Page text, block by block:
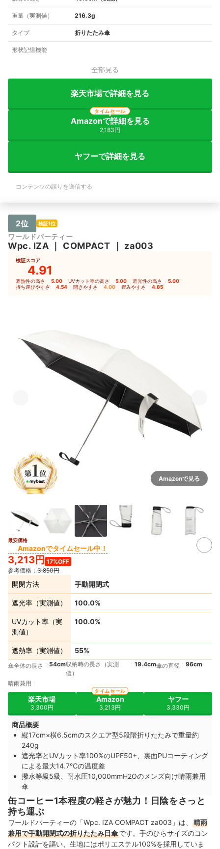
重量（実測値） 216.3g
タイプ 折りたたみ傘
形状記憶機能
全部見る
楽天市場で詳細を見る
Amazonで詳細を見る
2,183円
タイムセール
ヤフーで詳細を見る
コンテンツの誤りを送信する
2位 検証1位
ワールドパーティー
Wpc. IZA COMPACT za003
検証スコア
4.91
遮熱性の高さ 5.00 UVカット率の高さ 5.00 遮光性の高さ 5.00
持ち運びやすさ 4.54 開きやすさ 4.00 畳みやすさ 4.85
Amazonで見る
最安価格
Amazonでタイムセール中！
3,213円 17%OFF
参考価格： 3,850円
開閉方法 手動開閉式
遮光率（実測値） 100.0%
UVカット率（実
測値）
100.0%
遮熱率（実測値） 55%
傘全体の長さ 54cm収納時の長さ（実測
値）
19.4cm傘の直径 96cm
晴雨兼用
楽天市場
3,300円
Amazon
3,213円
タイムセール
ヤフー
3,330円
商品概要
縦17cm×横6.5cmのスクエア型5段階折りたたみで重量約
240g
遮光率とUVカット率100%のUPF50+、裏面PUコーティング
による最大14.7℃の温度差
撥水等級5級、耐水圧10,000mmH2Oのメンズ向け晴雨兼用
傘
缶コーヒー1本程度の軽さが魅力！日陰をさっと
持ち運ぶ
ワールドパーティーの「Wpc. IZA COMPACT za003」は、
晴雨
兼用で手動開閉式の折りたたみ日傘です。手のひらサイズのコン
パクト設計を謳い、生地にはポリエステル100%を採用していま